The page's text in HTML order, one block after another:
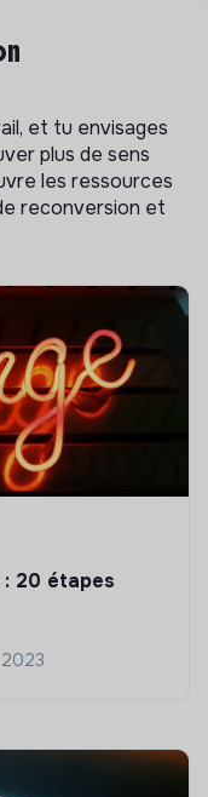
et tu envisages
plus de sens
les ressources
reconversion et
20 étapes